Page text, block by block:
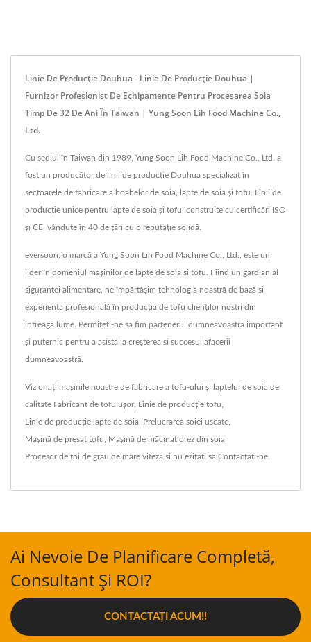
Linie De Producție Douhua - Linie De Producție Douhua |
Furnizor Profesionist De Echipamente Pentru Procesarea Soia
Timp De 32 De Ani În Taiwan | Yung Soon Lih Food Machine Co.,
Ltd.
Cu sediul în Taiwan din 1989, Yung Soon Lih Food Machine Co., Ltd. a
fost un producător de linii de producție Douhua specializat în
sectoarele de fabricare a boabelor de soia, lapte de soia și tofu. Linii de
producție unice pentru lapte de soia și tofu, construite cu certificări ISO
și CE, vândute în 40 de țări cu o reputație solidă.
eversoon, o marcă a Yung Soon Lih Food Machine Co., Ltd., este un
lider în domeniul mașinilor de lapte de soia și tofu. Fiind un gardian al
siguranței alimentare, ne împărtășim tehnologia noastră de bază și
experiența profesională în producția de tofu clienților noștri din
întreaga lume. Permiteți-ne să fim partenerul dumneavoastră important
și puternic pentru a asista la creșterea și succesul afacerii
dumneavoastră.
Vizionați mașinile noastre de fabricare a tofu-ului și laptelui de soia de
calitate Fabricant de tofu ușor, Linie de producție tofu
Linie de producție lapte de soia Prelucrarea soiei uscate
Mașină de presat tofu Mașină de măcinat orez din soia
Procesor de foi de grâu de mare viteză și nu ezitați să Contactați-ne
Ai Nevoie De Planificare Completă,
Consultant Și ROI?
CONTACTAȚI ACUM!!